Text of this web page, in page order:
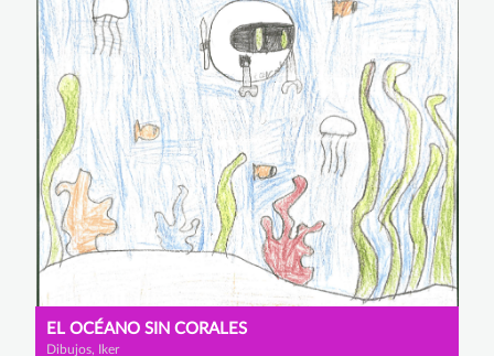
EL OCÉANO SIN CORALES
Dibujos, Iker